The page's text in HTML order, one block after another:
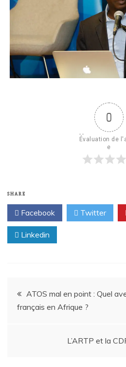
0
Évaluation de
e
SHARE
Facebook Twitter
Linkedin
ATOS mal en point : Quel
français en Afrique ?
L’ARTP et la